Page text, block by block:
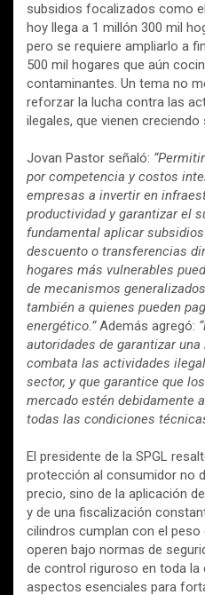
subsidios focalizados como
hoy llega a 1 millón 300 mil
pero se requiere ampliarlo a
500 mil hogares que aún
contaminantes. Un tema no
reforzar la lucha contra las
ilegales, que vienen
Jovan Pastor señaló:
por competencia y costos
empresas a invertir en
productividad y garantizar el
fundamental aplicar
descuento o transferencias
hogares más vulnerables
de mecanismos
también a quienes pueden
energético.”Además agregó:
autoridades de garantizar
combata las actividades
sector, y que garantice que
mercado estén debidamente
todas las condiciones
El presidente de la SPGL
protección al consumidor no
precio, sino de la aplicación
y de una fiscalización
cilindros cumplan con el
operen bajo normas de
de control riguroso en toda la
aspectos esenciales para